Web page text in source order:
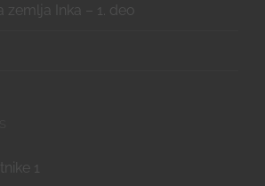
zemlja Inka – 1. deo
1